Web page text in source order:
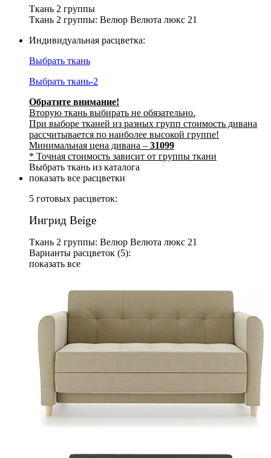
Ткань 2 группы
Ткань 2 группы: Велюр Велюта люкс 21
Индивидуальная расцветка:
Выбрать ткань
Выбрать ткань-2
Обратите внимание!
Вторую ткань выбирать не обязательно.
При выборе тканей из разных групп стоимость дивана
рассчитывается по наиболее высокой группе!
Минимальная цена дивана – 31099
* Точная стоимость зависит от группы ткани
Выбрать ткань из каталога
показать все расцветки
5 готовых расцветок:
Ингрид Beige
Ткань 2 группы: Велюр Велюта люкс 21
Варианты расцветок (5):
показать все